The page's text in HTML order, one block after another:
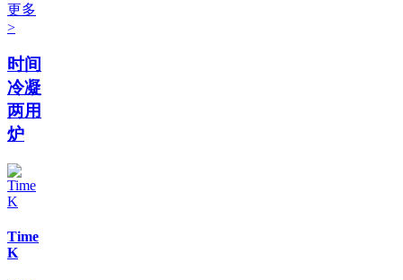
更多
>
时间
冷凝
两用
炉
Time
K